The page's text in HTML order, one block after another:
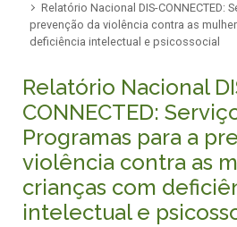
Relatório Nacional DIS-CONNECTED:
prevenção da violência contra as
deficiência intelectual e psicossocial
Relatório Nacional
CONNECTED:
Programas para a
violência contra as
crianças com
intelectual e